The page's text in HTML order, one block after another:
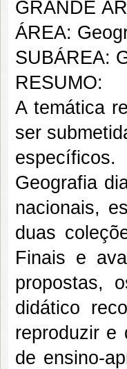
GRANDE
ÁREA:
SUBÁREA:
RESUMO:
A temática
ser
Geografia
nacionais,
duas
Finais e
propostas,
didático
reproduzir e
de ensino-